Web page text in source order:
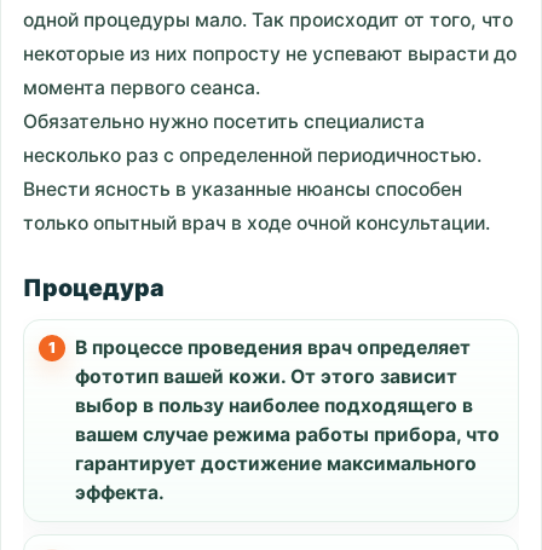
одной процедуры мало. Так происходит от того, что
некоторые из них попросту не успевают вырасти до
момента первого сеанса.
Обязательно нужно посетить специалиста
несколько раз с определенной периодичностью.
Внести ясность в указанные нюансы способен
только опытный врач в ходе очной консультации.
Процедура
В процессе проведения врач определяет
фототип вашей кожи. От этого зависит
выбор в пользу наиболее подходящего в
вашем случае режима работы прибора, что
гарантирует достижение максимального
эффекта.